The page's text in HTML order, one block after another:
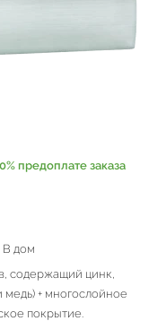
предоплате заказа
В дом
содержащий цинк,
+ многослойное
покрытие.